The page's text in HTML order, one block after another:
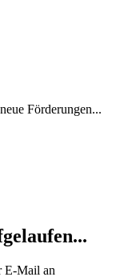
Förderungen...
E-Mail an